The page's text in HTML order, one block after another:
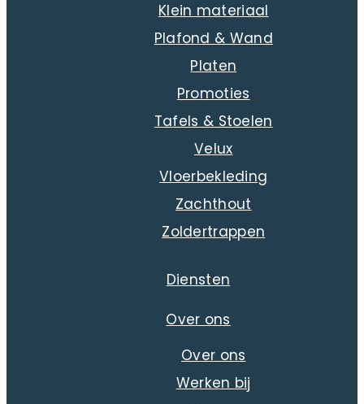
Klein materiaal
Plafond & Wand
Platen
Promoties
Tafels & Stoelen
Velux
Vloerbekleding
Zachthout
Zoldertrappen
Diensten
Over ons
Over ons
Werken bij